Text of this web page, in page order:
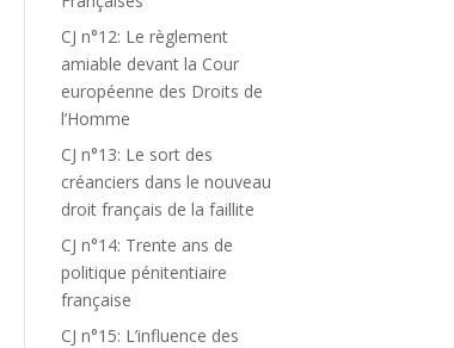
CJ n°12: Le règlement
amiable devant la Cour
européenne des Droits de
l’Homme
CJ n°13: Le sort des
créanciers dans le nouveau
droit français de la faillite
CJ n°14: Trente ans de
politique pénitentiaire
française
CJ n°15: L’influence des